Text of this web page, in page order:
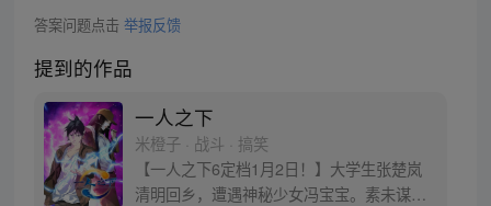
答案问题点击 举报反馈
提到的作品
一人之下
米橙子 · 战斗 · 搞笑
【一人之下6定档1月2日！】大学生张楚岚
清明回乡，遭遇神秘少女冯宝宝。素未谋面